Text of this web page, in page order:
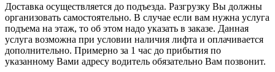
Доставка осуществляется до подъезда. Разгрузку Вы должны
организовать самостоятельно. В случае если вам нужна услуга
подъема на этаж, то об этом надо указать в заказе. Данная
услуга возможна при условии наличия лифта и оплачивается
дополнительно. Примерно за 1 час до прибытия по
указанному Вами адресу водитель обязательно Вам позвонит.